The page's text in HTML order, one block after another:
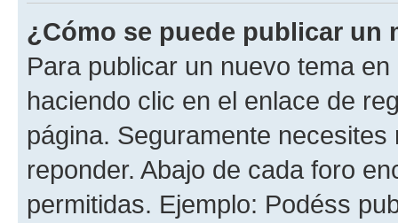
¿Cómo se puede publicar un
Para publicar un nuevo tema
haciendo clic en el enlace de
página. Seguramente
reponder. Abajo de cada foro
permitidas. Ejemplo: Podéss